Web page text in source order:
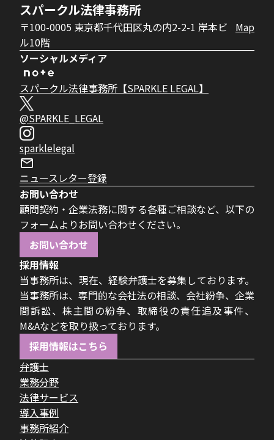
スパークル法律事務所
〒100-0005 東京都千代田区丸の内2-2-1 岸本ビ
ル10階
Map
ソーシャルメディア
スパークル法律事務所【SPARKLE LEGAL】
@SPARKLE_LEGAL
sparklelegal
ニュースレター登録
お問い合わせ
顧問契約・企業法務に関する各種ご相談など、以下の
フォームよりお問い合わせください。
お問い合わせ
採用情報
当事務所は、現在、経験弁護士を募集しております。
当事務所は、専門的な会社法の相談、会社紛争、企業
間訴訟、株主間の紛争、取締役の責任追及事件、
M&Aなどを取り扱っております。
採用情報はこちら
弁護士
業務分野
法律サービス
導入事例
事務所紹介